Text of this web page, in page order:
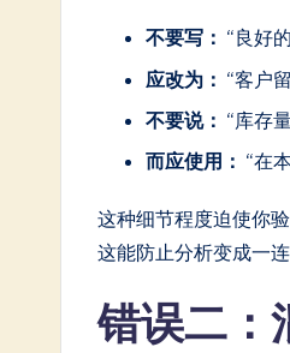
不要写： “良好
应改为： “客户
不要说： “库存
而应使用： “在
这种细节程度迫使你
这能防止分析变成一连
错误二：